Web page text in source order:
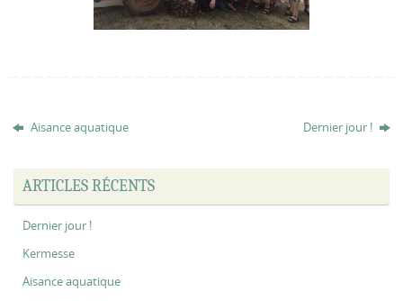
Aisance aquatique Dernier jour !
ARTICLES RÉCENTS
Dernier jour !
Kermesse
Aisance aquatique